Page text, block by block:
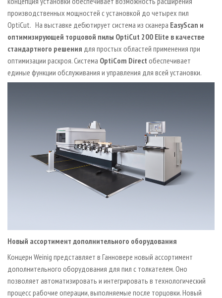
производственных мощностей с установкой до четырех пил
OptiCut. На выставке дебютирует система из сканера EasyScan и
оптимизирующей торцовой пилы OptiCut 200 Elite в качестве
стандартного решения для простых областей применения при
оптимизации раскроя. Система OptiCom Direct обеспечивает
единые функции обслуживания и управления для всей установки.
Новый ассортимент дополнительного оборудования
Концерн Weinig представляет в Ганновере новый ассортимент
дополнительного оборудования для пил с толкателем. Оно
позволяет автоматизировать и интегрировать в технологический
процесс рабочие операции, выполняемые после торцовки. Новый